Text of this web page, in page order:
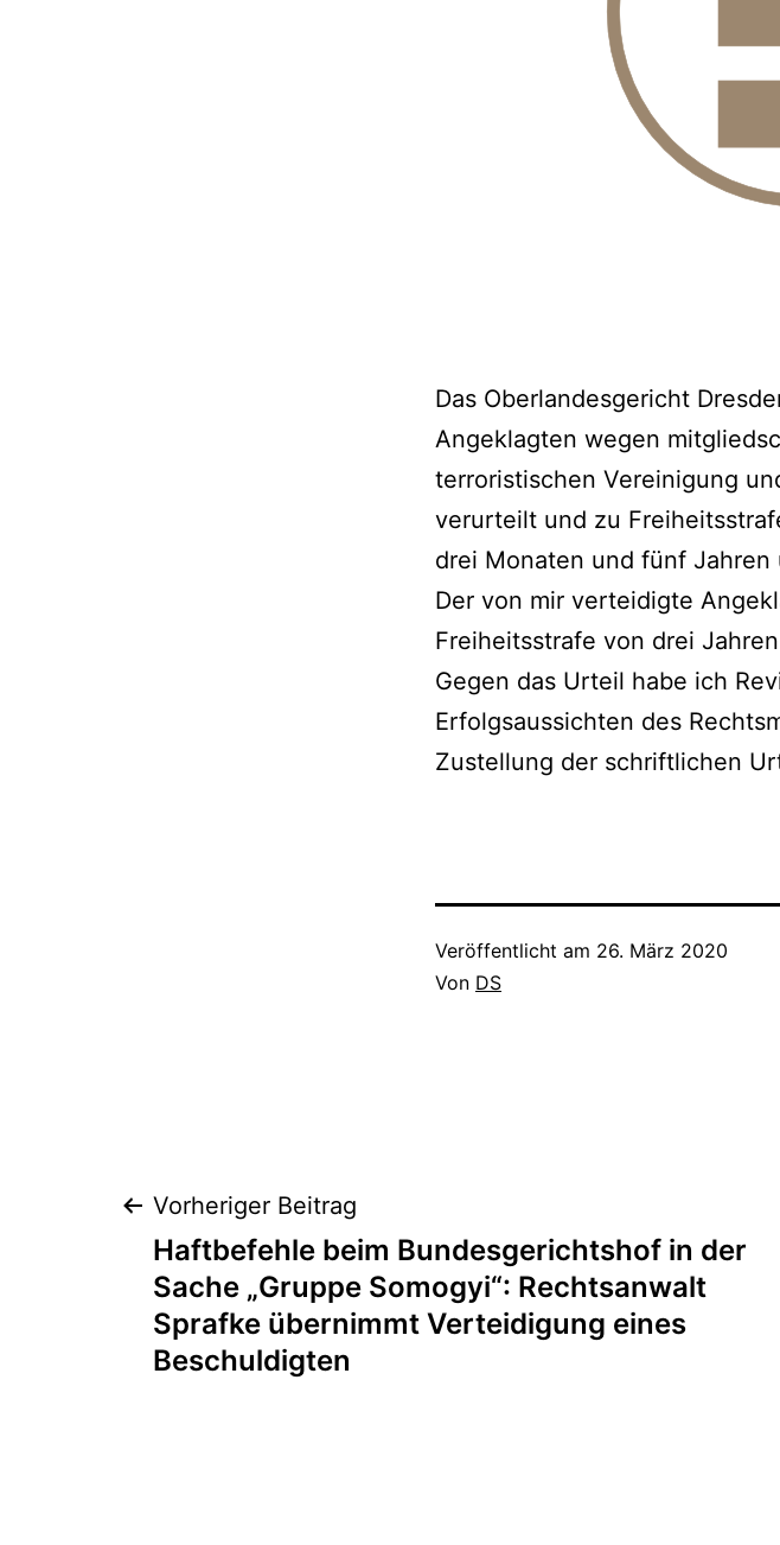
Das Oberlandesgericht
Angeklagten wegen
terroristischen Vereinigung
verurteilt und zu
drei Monaten und fünf
Der von mir verteidigte
Freiheitsstrafe von drei
Gegen das Urteil habe ich
Erfolgsaussichten des
Zustellung der schriftlichen
Veröffentlicht am 26. März 2020
Von DS
Vorheriger Beitrag
Haftbefehle beim Bundesgerichtshof in der
Sache „Gruppe Somogyi“: Rechtsanwalt
Sprafke übernimmt Verteidigung eines
Beschuldigten